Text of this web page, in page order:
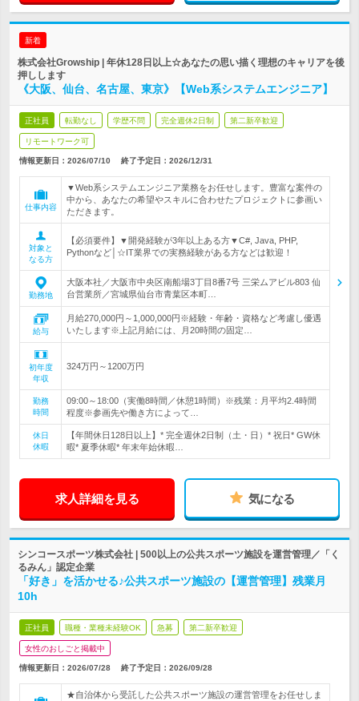
新着
株式会社Growship | 年休128日以上☆あなたの思い描く理想のキャリアを後
押しします
《大阪、仙台、名古屋、東京》【Web系システムエンジニア】
正社員 転勤なし 学歴不問 完全週休2日制 第二新卒歓迎
リモートワーク可
情報更新日：2026/07/10 終了予定日： 2026/12/31
仕事内容
▼Web系システムエンジニア業務をお任せします。豊富な案件の
中から、あなたの希望やスキルに合わせたプロジェクトに参画い
ただきます。
対象と
なる方
【必須要件】▼開発経験が3年以上ある方▼C#, Java, PHP,
Pythonなど│☆IT業界での実務経験がある方などは歓迎！
勤務地
大阪本社／大阪市中央区南船場3丁目8番7号 三栄ムアビル803 仙
台営業所／宮城県仙台市青葉区本町…
給与
月給270,000円～1,000,000円※経験・年齢・資格など考慮し優遇
いたします※上記月給には、月20時間の固定…
初年度
年収
324万円～1200万円
勤務
時間
09:00～18:00（実働8時間／休憩1時間）※残業：月平均2.4時間
程度※参画先や働き方によって…
休日
休暇
【年間休日128日以上】* 完全週休2日制（土・日）* 祝日* GW休
暇* 夏季休暇* 年末年始休暇…
求人詳細を見る 気になる
シンコースポーツ株式会社 | 500以上の公共スポーツ施設を運営管理／「く
るみん」認定企業
「好き」を活かせる♪公共スポーツ施設の【運営管理】残業月
10h
正社員 職種・業種未経験OK 急募 第二新卒歓迎
女性のおしごと掲載中
情報更新日：2026/07/28 終了予定日： 2026/09/28
★自治体から受託した公共スポーツ施設の運営管理をお任せしま